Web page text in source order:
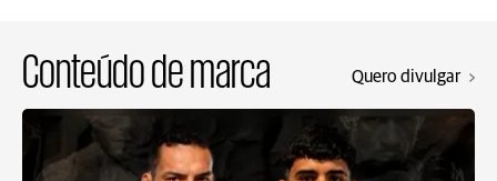
Conteúdo de marca Quero divulgar